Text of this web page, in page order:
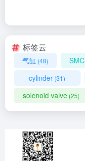
标签云
气缸 (48) SMC
cylinder (31)
solenoid valve (25)